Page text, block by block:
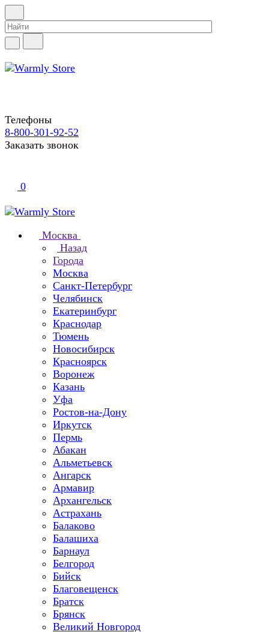
Телефоны
8-800-301-92-52
Заказать звонок
0
Москва
Назад
Города
Москва
Санкт-Петербург
Челябинск
Екатеринбург
Краснодар
Тюмень
Новосибирск
Красноярск
Воронеж
Казань
Уфа
Ростов-на-Дону
Иркутск
Пермь
Абакан
Альметьевск
Ангарск
Армавир
Архангельск
Астрахань
Балаково
Балашиха
Барнаул
Белгород
Бийск
Благовещенск
Братск
Брянск
Великий Новгород